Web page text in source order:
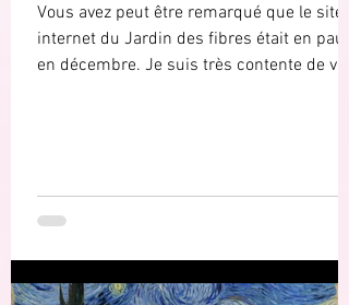
Vous avez peut être remarqué que le site
internet du Jardin des fibres était en
en décembre. Je suis très contente de